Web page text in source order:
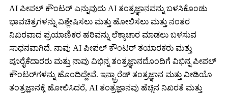
AI ಪೀಪಲ್ ಕೌಂಟರ್ ಎನ್ನುವುದು AI ತಂತ್ರಜ್ಞಾನವನ್ನು ಬಳಸಿಕೊಂಡು
ಭಾವಚಿತ್ರಗಳನ್ನು ವಿಶ್ಲೇಷಿಸಲು ಮತ್ತು ಹೋಲಿಸಲು ಮತ್ತು ನಂತರ
ನಿಖರವಾದ ಪ್ರಯಾಣಿಕರ ಹರಿವನ್ನು ಲೆಕ್ಕಾಚಾರ ಮಾಡಲು ಬಳಸುವ
ಸಾಧನವಾಗಿದೆ. ನಾವು AI ಪೀಪಲ್ ಕೌಂಟರ್ ತಯಾರಕರು ಮತ್ತು
ಪೂರೈಕೆದಾರರು ಮತ್ತು ನಾವು ವಿಭಿನ್ನ ತಂತ್ರಜ್ಞಾನದೊಂದಿಗೆ ವಿಭಿನ್ನ ಪೀಪಲ್
ಕೌಂಟರ್‌ಗಳನ್ನು ಹೊಂದಿದ್ದೇವೆ. ಇನ್ಫ್ರಾರೆಡ್ ತಂತ್ರಜ್ಞಾನ ಮತ್ತು ವೀಡಿಯೊ
ತಂತ್ರಜ್ಞಾನಕ್ಕೆ ಹೋಲಿಸಿದರೆ, AI ತಂತ್ರಜ್ಞಾನವು ಹೆಚ್ಚಿನ ನಿಖರತೆ ಮತ್ತು